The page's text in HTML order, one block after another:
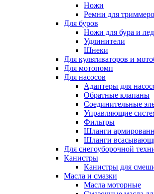
Ножи
Ремни для
Для буров
Ножи для бура и
Удлинители
Шнеки
Для культиваторов и
Для мотопомп
Для насосов
Адаптеры для
Обратные клапаны
Соединительные
Управляющие
Фильтры
Шланги
Шланги
Для снегоуборочной
Канистры
Канистры для
Масла и смазки
Масла моторные